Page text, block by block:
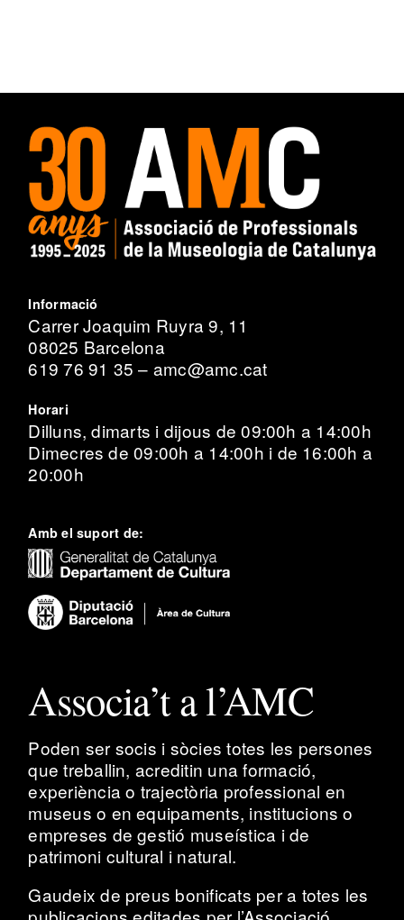
Informació
Carrer Joaquim Ruyra 9, 11
08025 Barcelona
619 76 91 35 – amc@amc.cat
Horari
Dilluns, dimarts i dijous de 09:00h a 14:00h
Dimecres de 09:00h a 14:00h i de 16:00h a
20:00h
Amb el suport de:
Associa’t a l’AMC
Poden ser socis i sòcies totes les persones
que treballin, acreditin una formació,
experiència o trajectòria professional en
museus o en equipaments, institucions o
empreses de gestió museística i de
patrimoni cultural i natural.
Gaudeix de preus bonificats per a totes les